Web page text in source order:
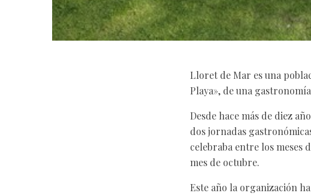
Lloret de Mar es una
Playa», de una
Desde hace más de diez
dos jornadas
celebraba entre los meses
mes de octubre.
Este año la organización